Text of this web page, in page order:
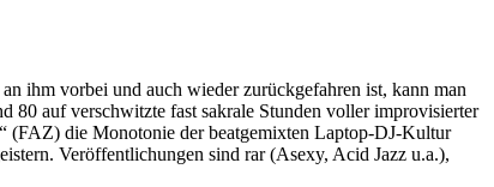
ihm vorbei und auch wieder zurückgefahren ist, kann man
80 auf verschwitzte fast sakrale Stunden voller improvisierter
(FAZ) die Monotonie der beatgemixten Laptop-DJ-Kultur
Veröffentlichungen sind rar (Asexy, Acid Jazz u.a.),